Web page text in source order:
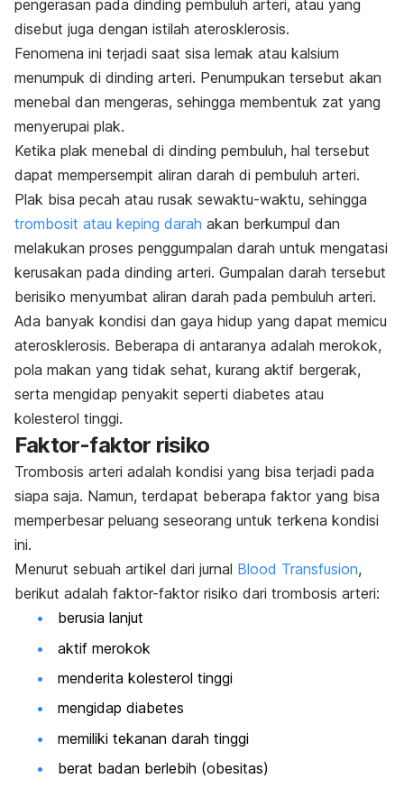
pengerasan pada dinding pembuluh arteri, atau yang
disebut juga dengan istilah aterosklerosis.
Fenomena ini terjadi saat sisa lemak atau kalsium
menumpuk di dinding arteri. Penumpukan tersebut akan
menebal dan mengeras, sehingga membentuk zat yang
menyerupai plak.
Ketika plak menebal di dinding pembuluh, hal tersebut
dapat mempersempit aliran darah di pembuluh arteri.
Plak bisa pecah atau rusak sewaktu-waktu, sehingga
trombosit atau keping darah akan berkumpul dan
melakukan proses penggumpalan darah untuk mengatasi
kerusakan pada dinding arteri. Gumpalan darah tersebut
berisiko menyumbat aliran darah pada pembuluh arteri.
Ada banyak kondisi dan gaya hidup yang dapat memicu
aterosklerosis. Beberapa di antaranya adalah merokok,
pola makan yang tidak sehat, kurang aktif bergerak,
serta mengidap penyakit seperti diabetes atau
kolesterol tinggi.
Faktor-faktor risiko
Trombosis arteri adalah kondisi yang bisa terjadi pada
siapa saja. Namun, terdapat beberapa faktor yang bisa
memperbesar peluang seseorang untuk terkena kondisi
ini.
Menurut sebuah artikel dari jurnal Blood Transfusion,
berikut adalah faktor-faktor risiko dari trombosis arteri:
berusia lanjut
aktif merokok
menderita kolesterol tinggi
mengidap diabetes
memiliki tekanan darah tinggi
berat badan berlebih (obesitas)